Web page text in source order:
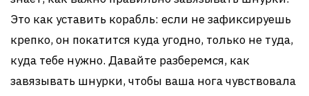
Это как уставить корабль: если не зафиксируешь
крепко, он покатится куда угодно, только не туда,
куда тебе нужно. Давайте разберемся, как
завязывать шнурки, чтобы ваша нога чувствовала